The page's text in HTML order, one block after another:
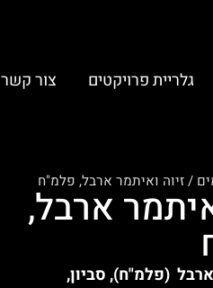
גלריית פרויקטים צור קשר
/זיוה ואיתמר ארבל, פלמ"ח
ארבל,
(פלמ"ח), סביון,